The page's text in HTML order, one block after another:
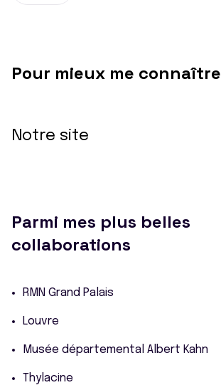
Pour mieux me connaître
Notre site
Parmi mes plus belles
collaborations
RMN Grand Palais
Louvre
Musée départemental Albert Kahn
Thylacine